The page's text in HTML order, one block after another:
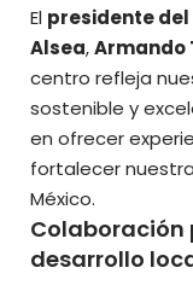
El presidente
Alsea,Armando
centro refleja
sostenible y
en ofrecer
fortalecer
México.
desarrollo